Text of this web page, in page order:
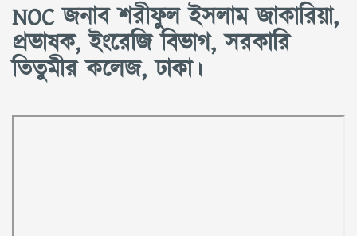
NOC জনাব শরীফুল ইসলাম জাকারিয়া,
প্রভাষক, ইংরেজি বিভাগ, সরকারি
তিতুমীর কলেজ, ঢাকা।